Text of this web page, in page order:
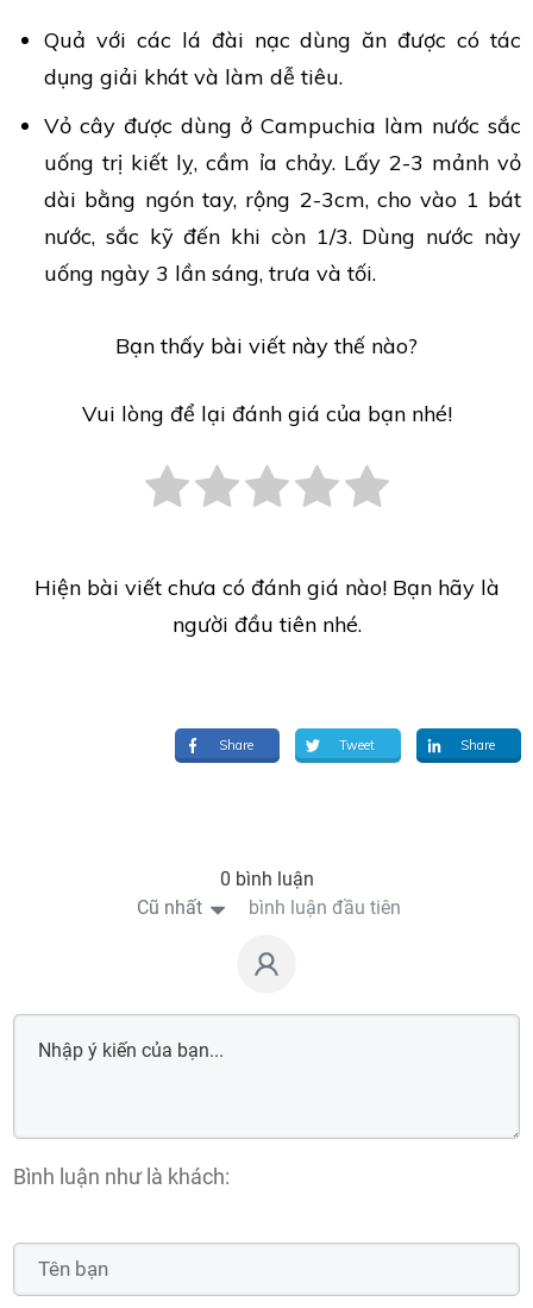
Quả với các lá đài nạc dùng ăn được có tác
dụng giải khát và làm dễ tiêu.
Vỏ cây được dùng ở Campuchia làm nước sắc
uống trị kiết lỵ, cầm ỉa chảy. Lấy 2-3 mảnh vỏ
dài bằng ngón tay, rộng 2-3cm, cho vào 1 bát
nước, sắc kỹ đến khi còn 1/3. Dùng nước này
uống ngày 3 lần sáng, trưa và tối.
Bạn thấy bài viết này thế nào?
Vui lòng để lại đánh giá của bạn nhé!
Hiện bài viết chưa có đánh giá nào! Bạn hãy là
người đầu tiên nhé.
Share Tweet Share
0 bình luận
Cũ nhất
bình luận đầu tiên
Bình luận như là khách: